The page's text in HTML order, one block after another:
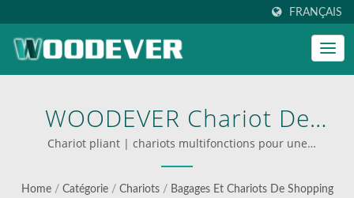
FRANÇAIS
WOODEVER Chariot De
Courses Pliant, Diable À
Main, Chariot À Bagages,
Chariot pliant | chariots multifonctions pour une
logistique efficace
Home / Catégorie / Chariots / Bagages Et Chariots De Shopping